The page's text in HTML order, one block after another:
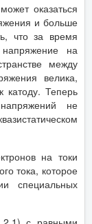
оказаться
и больше
что за время
на
между
велика,
катоду. Теперь
не
на токи
тока, которое
специальных